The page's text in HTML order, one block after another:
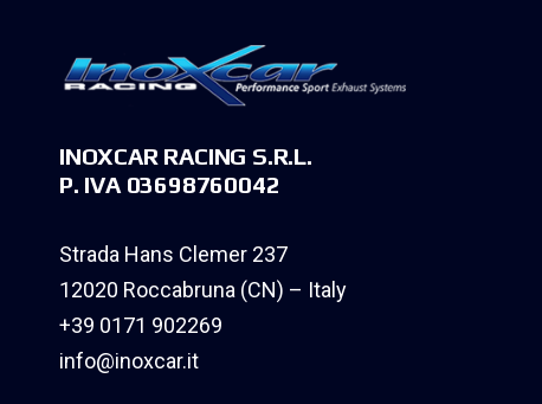
INOXCAR RACING S.R.L.
P. IVA 03698760042
Strada Hans Clemer 237
12020 Roccabruna (CN) – Italy
+39 0171 902269
info@inoxcar.it